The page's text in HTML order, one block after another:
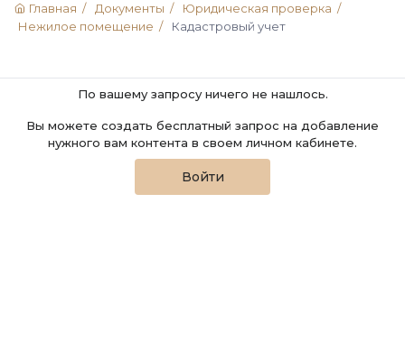
Главная / Документы / Юридическая проверка /
Нежилое помещение / Кадастровый учет
По вашему запросу ничего не нашлось.
Вы можете создать бесплатный запрос на добавление
нужного вам контента в своем личном кабинете.
Войти